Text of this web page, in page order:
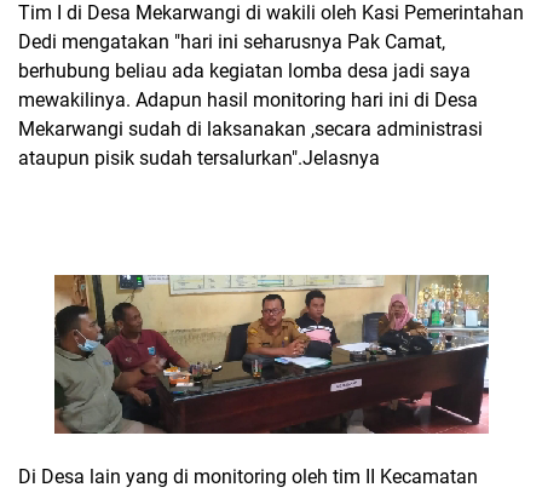
Tim I di Desa Mekarwangi di wakili oleh Kasi Pemerintahan
Dedi mengatakan "hari ini seharusnya Pak Camat,
berhubung beliau ada kegiatan lomba desa jadi saya
mewakilinya. Adapun hasil monitoring hari ini di Desa
Mekarwangi sudah di laksanakan ,secara administrasi
ataupun pisik sudah tersalurkan".Jelasnya
Di Desa lain yang di monitoring oleh tim II Kecamatan